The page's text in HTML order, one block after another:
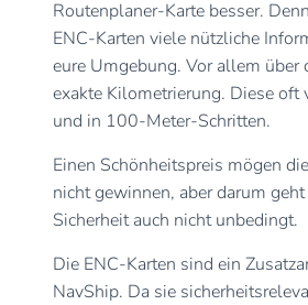
Routenplaner-Karte besser.
ENC-Karten viele nützliche
eure Umgebung. Vor allem über
exakte Kilometrierung. Diese oft
und in 100-Meter-Schritten.
Einen Schönheitspreis mögen
nicht gewinnen, aber darum
Sicherheit auch nicht unbedingt.
Die ENC-Karten sind ein
NavShip. Da sie